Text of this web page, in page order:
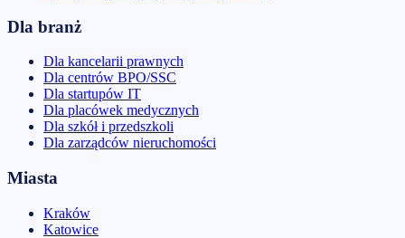
Dla branż
Dla kancelarii prawnych
Dla centrów BPO/SSC
Dla startupów IT
Dla placówek medycznych
Dla szkół i przedszkoli
Dla zarządców nieruchomości
Miasta
Kraków
Katowice